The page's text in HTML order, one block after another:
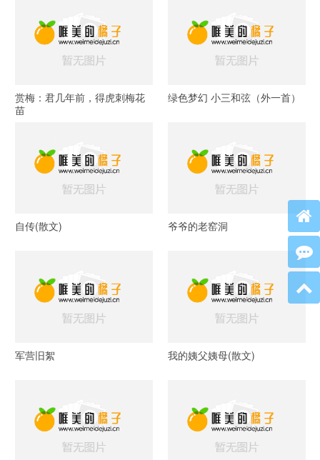
赏梅：君几年前，得虎刺梅花
苗
绿色梦幻 小三和弦（外一首）
自传(散文) 爷爷的老窑洞
军营旧絮 我的姨父姨母(散文)